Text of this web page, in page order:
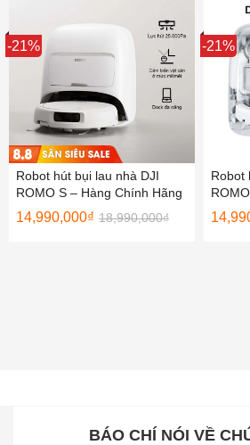
Sale
-21%
Robot hút bụi lau nhà DJI
ROMO S – Hàng Chính Hãng
14,990,000₫ 18,990,000₫
Sale
-21%
Robot
BÁO CHÍ NÓI VỀ